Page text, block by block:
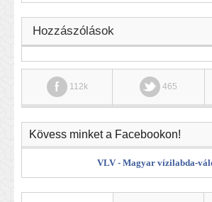
Hozzászólások
112k 465
Kövess minket a Facebookon!
VLV - Magyar vízilabda-